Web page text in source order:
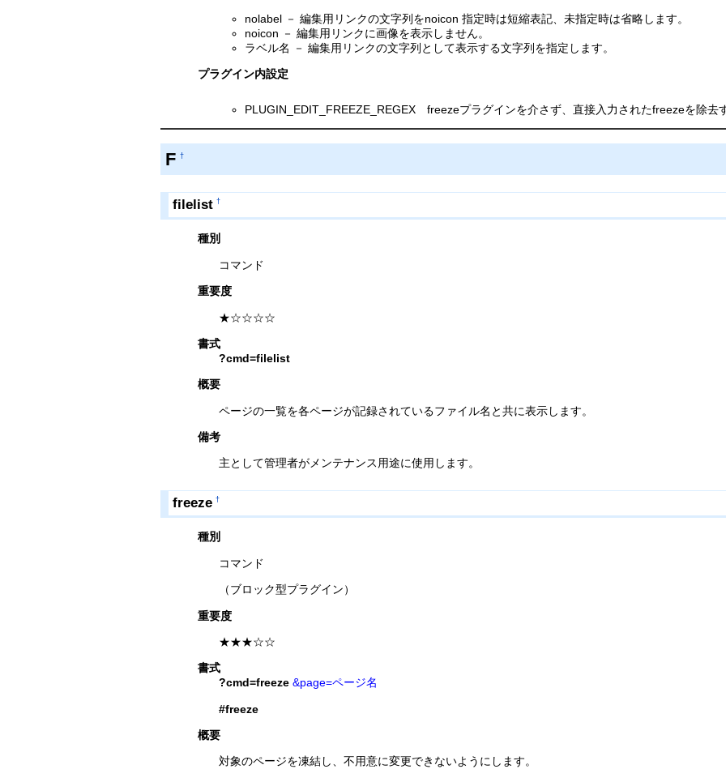
nolabel － 編集用リンクの文字列をnoicon 指定時は短縮表記、未指定時は省略します。
noicon － 編集用リンクに画像を表示しません。
ラベル名 － 編集用リンクの文字列として表示する文字列を指定します。
プラグイン内設定
PLUGIN_EDIT_FREEZE_REGEX freezeプラグインを介さず、直接入力されたfreezeを除去
F †
filelist †
種別
コマンド
重要度
★☆☆☆☆
書式
?cmd=filelist
概要
ページの一覧を各ページが記録されているファイル名と共に表示します。
備考
主として管理者がメンテナンス用途に使用します。
freeze †
種別
コマンド
（ブロック型プラグイン）
重要度
★★★☆☆
書式
?cmd=freeze &page=ページ名
#freeze
概要
対象のページを凍結し、不用意に変更できないようにします。